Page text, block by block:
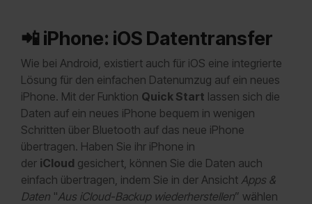
📲iPhone: iOS Datentransfer
Wie bei Android, existiert auch für iOS eine integrierte
Lösung für den einfachen Datenumzug auf ein neues
iPhone. Mit der Funktion Quick Start lassen sich die
Daten auf ein neues iPhone bequem in wenigen
Schritten über Bluetooth auf das neue iPhone
übertragen. Haben Sie ihr iPhone in
der iCloud gesichert, können Sie die Daten auch
einfach übertragen, indem Sie in der Ansicht Apps &
Daten "Aus iCloud-Backup wiederherstellen” wählen